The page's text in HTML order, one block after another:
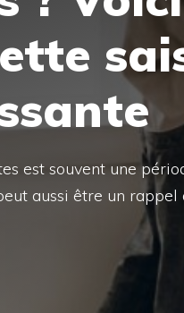
est souvent une
aussi être un